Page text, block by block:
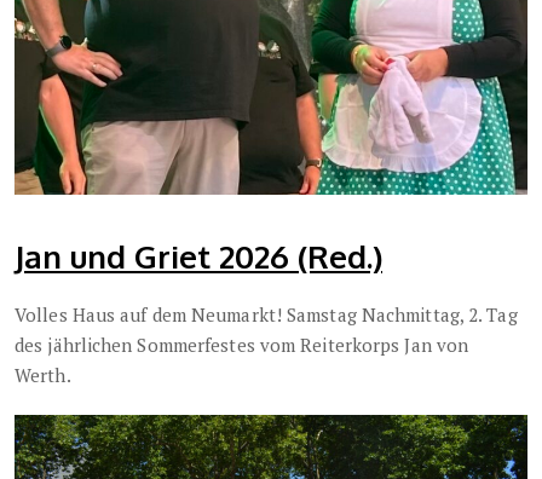
Jan und Griet 2026 (Red.)
Volles Haus auf dem Neumarkt! Samstag Nachmittag, 2. Tag
des jährlichen Sommerfestes vom Reiterkorps Jan von
Werth.